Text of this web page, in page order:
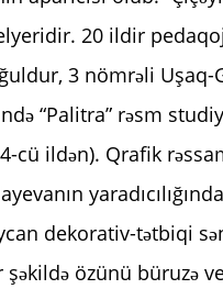
20 ildir
3 nömrəli Uşaq-
“Palitra” rəsm
cü ildən). Qrafik
dekorativ-tətbiqi
özünü büruzə